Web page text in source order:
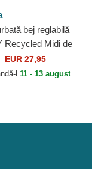
bej reglabilă
Recycled Midi de
Raiders NFL de
EUR 27,95
l 11 - 13 august